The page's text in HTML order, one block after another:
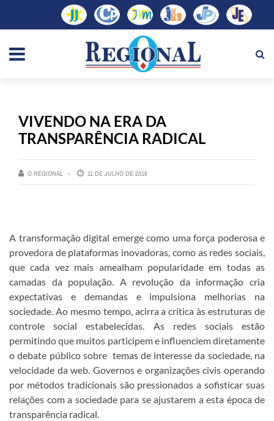
VIVENDO NA ERA DA
TRANSPARÊNCIA RADICAL
O REGIONAL 11 DE JULHO DE 2016
A transformação digital emerge como uma força poderosa e
provedora de plataformas inovadoras, como as redes sociais,
que cada vez mais amealham popularidade em todas as
camadas da população. A revolução da informação cria
expectativas e demandas e impulsiona melhorias na
sociedade. Ao mesmo tempo, acirra a crítica às estruturas de
controle social estabelecidas. As redes sociais estão
permitindo que muitos participem e influenciem diretamente
o debate público sobre temas de interesse da sociedade, na
velocidade da web. Governos e organizações civis operando
por métodos tradicionais são pressionados a sofisticar suas
relações com a sociedade para se ajustarem a esta época de
transparência radical.